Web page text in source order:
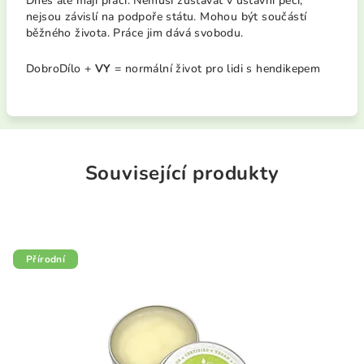
nejsou závislí na podpoře státu. Mohou být součástí
běžného života. Práce jim dává svobodu.
DobroDílo + VY = normální život pro lidi s hendikepem
Související produkty
Přírodní